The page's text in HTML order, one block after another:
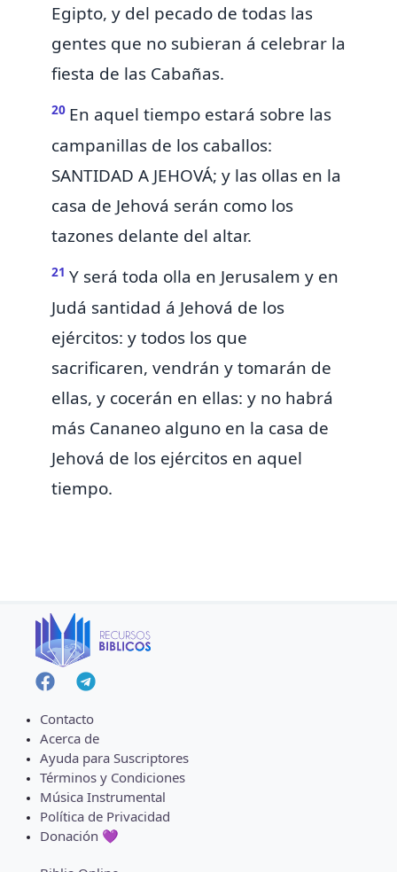
Egipto, y del pecado de todas las
gentes que no subieran á celebrar la
fiesta de las Cabañas.
20 En aquel tiempo estará sobre las
campanillas de los caballos:
SANTIDAD A JEHOVÁ; y las ollas en la
casa de Jehová serán como los
tazones delante del altar.
21 Y será toda olla en Jerusalem y en
Judá santidad á Jehová de los
ejércitos: y todos los que
sacrificaren, vendrán y tomarán de
ellas, y cocerán en ellas: y no habrá
más Cananeo alguno en la casa de
Jehová de los ejércitos en aquel
tiempo.
Contacto
Acerca de
Ayuda para Suscriptores
Términos y Condiciones
Música Instrumental
Política de Privacidad
Donación 💜